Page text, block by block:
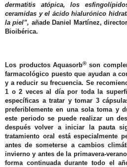
dermatitis atópica, los
ceramidas y el ácido hialurónico
la piel”, añade Daniel Martínez,
Bioibérica.
Los productos Aquasorb®son
farmacológico puesto que ayudan a
y a reducir su frecuencia. Se
1 o 2 veces al día por toda la
específicas a tratar y tomar 3
preferiblemente en una sola toma y
este periodo se puede realizar un
después volver a iniciar la pauta
tratamiento oral está especialmente
antes de someterse a cambios
invierno y antes de la primavera-
forma continuada durante todo el